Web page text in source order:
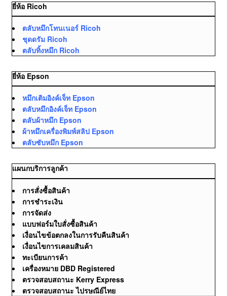
ยี่ห้อ Ricoh
ตลับหมึกโทนเนอร์ Ricoh
ชุดดรัม Ricoh
ตลับทิ้งหมึก Ricoh
ยี่ห้อ Epson
หมึกเติมอิงค์เจ็ท Epson
ตลับหมึกอิงค์เจ็ท Epson
ตลับผ้าหมึก Epson
ผ้าหมึกเครื่องพิมพ์สลิป Epson
ตลับซับหมึก Epson
แผนกบริการลูกค้า
การสั่งซื้อสินค้า
การชำระเงิน
การจัดส่ง
แบบฟอร์มใบสั่งซื้อสินค้า
เงื่อนไขข้อตกลงในการรับคืนสินค้า
เงื่อนไขการเคลมสินค้า
ทะเบียนการค้า
เครื่องหมาย DBD Registered
ตรวจสอบสถานะ Kerry Express
ตรวจสอบสถานะ ไปรษณีย์ไทย